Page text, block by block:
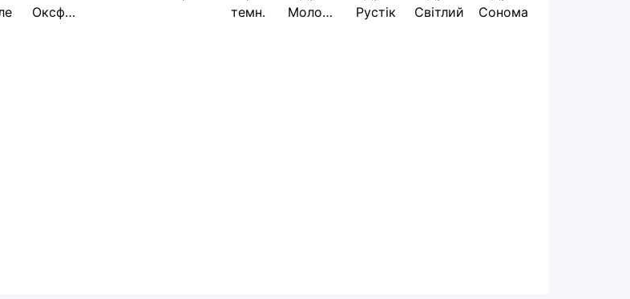
Оксфор
темн.
Молочн
Рустік
Світлий
Сонома